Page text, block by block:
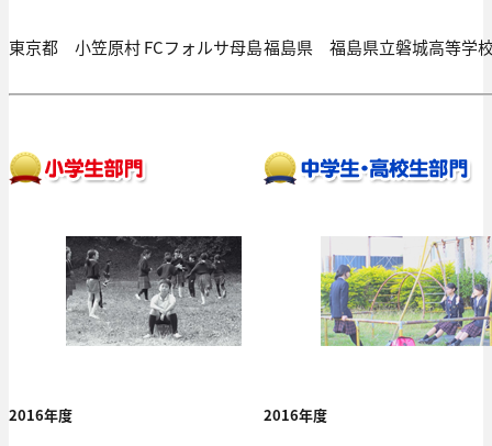
東京都 小笠原村 FCフォルサ母島福島県 福島県立磐城高等学
2016年度 2016年度